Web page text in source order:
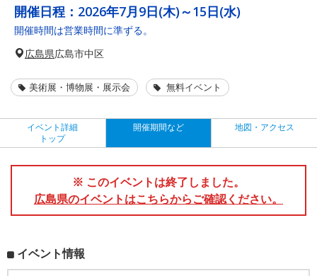
開催日程： 2026年7月9日(木)～15日(水)
開催時間は営業時間に準ずる。
広島県広島市中区
美術展・博物展・展示会 無料イベント
イベント詳細
トップ
開催期間など 地図・アクセス
※ このイベントは終了しました。
広島県のイベントはこちらからご確認ください。
イベント情報